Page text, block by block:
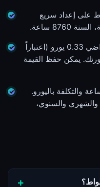
على إعداد سريع
الافتراضي 0.33 يورو (اعتباراً
فاتورتك. يمكن حفظ القيمة
والتكلفة باليورو.
والشهري والسنوي،